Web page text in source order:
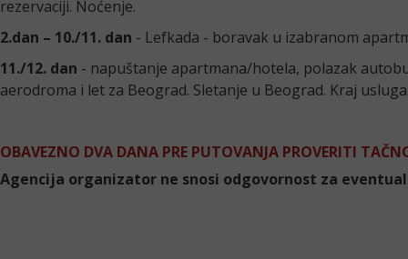
rezervaciji. Noćenje.
2.dan – 10./11. dan - Lefkada - boravak u izabranom
11./12. dan - napuštanje apartmana/hotela, polazak
aerodroma i let za Beograd. Sletanje u Beograd. Kraj
OBAVEZNO DVA DANA PRE PUTOVANJA PROVERITI
Agencija organizator ne snosi odgovornost za